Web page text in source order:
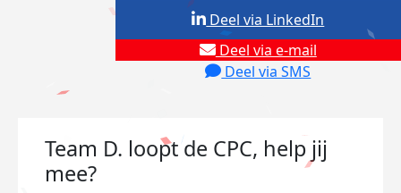
Deel via e-mail
Deel via SMS
Deel via LinkedIn
Team D. loopt de CPC, help jij
mee?